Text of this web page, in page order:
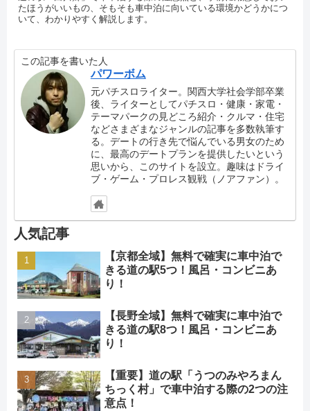
たほうがいいもの、そもそも車中泊に向いている環境かどうかにつ
いて、わかりやすく解説します。
この記事を書いた人
パワーボム
元パチスロライター。関西大学社会学部卒業
後、ライターとしてパチスロ・健康・家電・
テーマパークの見どころ紹介・クルマ・住宅
などさまざまなジャンルの記事を多数執筆す
る。デートの行き先で悩んでいる男女のため
に、最高のデートプランを提供したいという
思いから、このサイトを設立。趣味はドライ
ブ・ゲーム・プロレス観戦（ノアファン）。
人気記事
【京都全域】無料で確実に車中泊で
きる道の駅5つ！風呂・コンビニあ
り！
【長野全域】無料で確実に車中泊で
きる道の駅8つ！風呂・コンビニあ
り！
【重要】道の駅「うつのみやろまん
ちっく村」で車中泊する際の2つの注
意点！